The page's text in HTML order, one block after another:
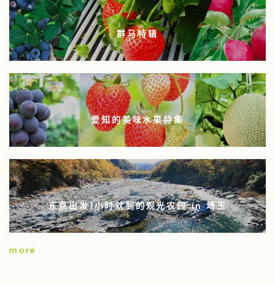
群马特辑
爱知的美味水果特集
东京出发1小时就到的观光农园 in 埼玉
more